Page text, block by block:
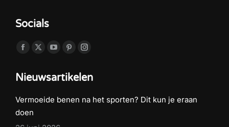
Socials
Vind ons op:
Facebook
opens
new
X
opens
new
YouTube
opens
new
Pinterest
opens
new
Instagram
opens
new
Nieuwsartikelen
Vermoeide benen na het sporten? Dit kun je eraan
doen